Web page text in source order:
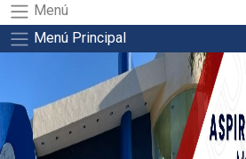
Menú
Menú Principal